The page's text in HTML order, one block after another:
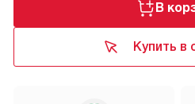
В
Купить в